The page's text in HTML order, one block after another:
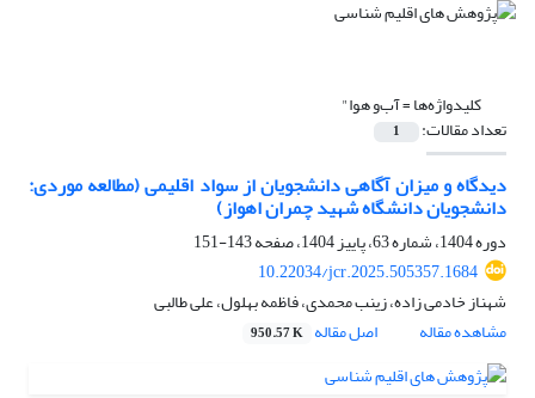
کلیدواژه‌ها =آب‌و هوا"
تعداد مقالات: 1
دیدگاه و میزان آگاهی دانشجویان از سواد اقلیمی (مطالعه موردی:
دانشجویان دانشگاه شهید چمران اهواز)
دوره 1404، شماره 63، پاییز 1404، صفحه
143-151
10.22034/jcr.2025.505357.1684
شهناز خادمی زاده، زینب محمدی، فاظمه بهلول، علی طالبی
مشاهده مقاله
اصل مقاله 950.57 K